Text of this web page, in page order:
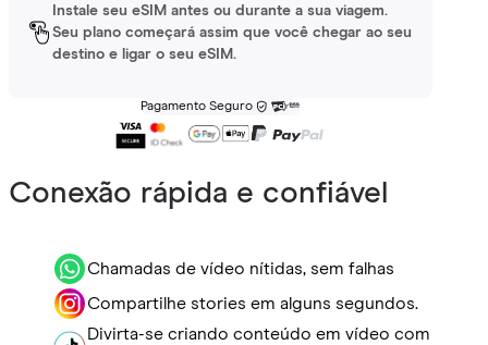
Instale seu eSIM antes ou durante a sua viagem.
Seu plano começará assim que você chegar ao seu
destino e ligar o seu eSIM.
Pagamento Seguro
Conexão rápida e confiável
Chamadas de vídeo nítidas, sem falhas
Compartilhe stories em alguns segundos.
Divirta-se criando conteúdo em vídeo com